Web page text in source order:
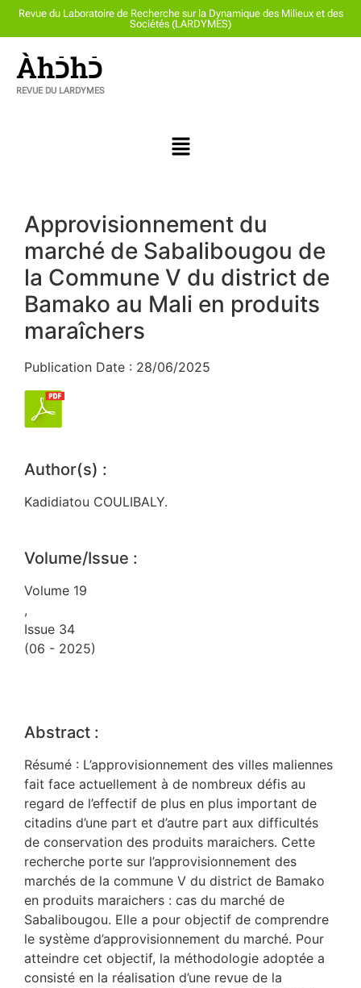
Revue du Laboratoire de Recherche sur la Dynamique des Milieux et des
Sociétés (LARDYMES)
Àhכֿhכֿ
REVUE DU LARDYMES
Approvisionnement du
marché de Sabalibougou de
la Commune V du district de
Bamako au Mali en produits
maraîchers
Publication Date : 28/06/2025
Author(s) :
Kadidiatou COULIBALY.
Volume/Issue :
Volume 19
,
Issue 34
(06 - 2025)
Abstract :
Résumé : L’approvisionnement des villes maliennes
fait face actuellement à de nombreux défis au
regard de l’effectif de plus en plus important de
citadins d’une part et d’autre part aux difficultés
de conservation des produits maraichers. Cette
recherche porte sur l’approvisionnement des
marchés de la commune V du district de Bamako
en produits maraichers : cas du marché de
Sabalibougou. Elle a pour objectif de comprendre
le système d’approvisionnement du marché. Pour
atteindre cet objectif, la méthodologie adoptée a
consisté en la réalisation d’une revue de la